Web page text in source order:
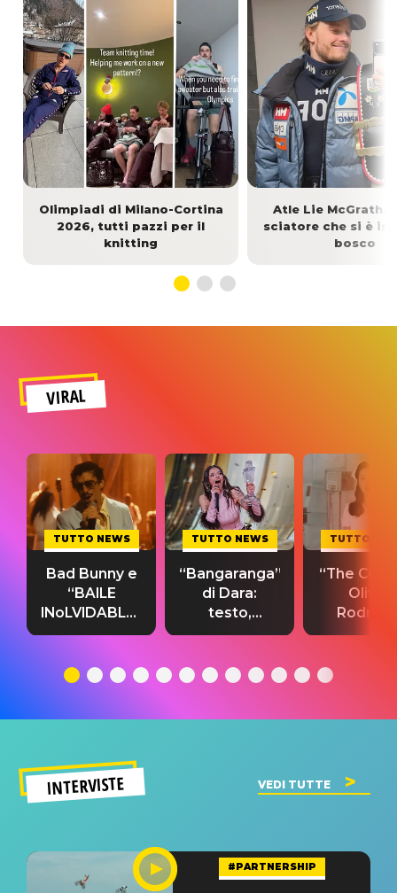
Olimpiadi di Milano-Cortina
2026, tutti pazzi per il
knitting
Atle Lie McGrath,
sciatore che si è
bosco
VIRAL
TUTTO NEWS
Bad Bunny e
“BAILE
INoLVIDABLE”:
testo,
significato
TUTTO NEWS
“Bangaranga”
di Dara:
testo,
traduzione e
del singolo
TUTTO
“The
Olivia
testo,
INTERVISTE VEDI TUTTE
#PARTNERSHIP